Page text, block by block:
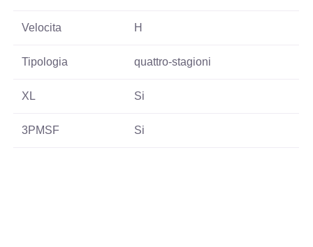
Velocita H
Tipologia quattro-stagioni
XL Si
3PMSF Si